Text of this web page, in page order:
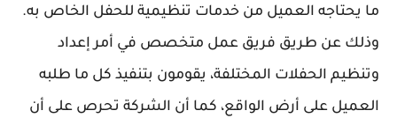
ما يحتاجه العميل من خدمات تنظيمية للحفل الخاص به.
وذلك عن طريق فريق عمل متخصص في أمر إعداد
وتنظيم الحفلات المختلفة، يقومون بتنفيذ كل ما طلبه
العميل على أرض الواقع، كما أن الشركة تحرص على أن